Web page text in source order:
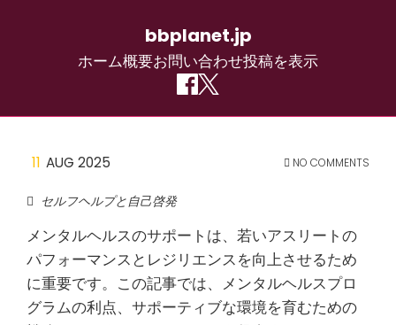
bbplanet.jp
ホーム概要お問い合わせ投稿を表示
content
11 AUG 2025 NO COMMENTS
セルフヘルプと自己啓発
メンタルヘルスのサポートは、若いアスリートの
パフォーマンスとレジリエンスを向上させるため
に重要です。この記事では、メンタルヘルスプロ
グラムの利点、サポーティブな環境を育むための